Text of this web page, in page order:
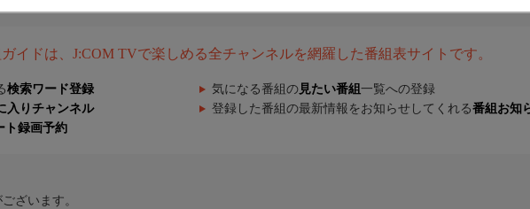
イドは、J:COM TVで楽しめる全チャンネルを網羅した番組表サイトです。
検索ワード登録 気になる番組の 見たい番組 一覧への登録
入りチャンネル 登録した番組の最新情報をお知らせしてくれる番組お知
ト録画予約
ざいます。